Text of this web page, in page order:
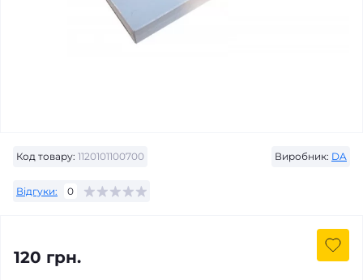
Код товару: 1120101100700 Виробник: DA
Відгуки: 0
120 грн.